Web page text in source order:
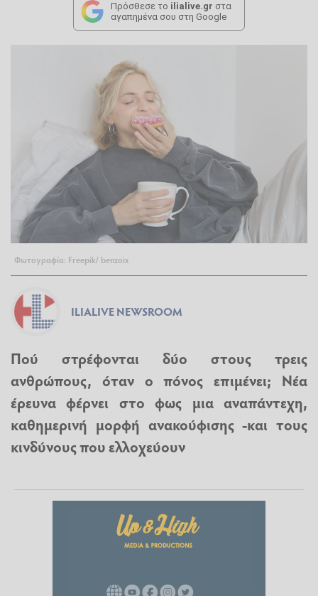
Πρόσθεσε το ilialive.gr στα
αγαπημένα σου στη Google
Φωτογραφία: Freepik/ benzoix
ILIALIVE NEWSROOM
Πού στρέφονται δύο στους τρεις
ανθρώπους, όταν ο πόνος επιμένει; Νέα
έρευνα φέρνει στο φως μια αναπάντεχη,
καθημερινή μορφή ανακούφισης -και τους
κινδύνους που ελλοχεύουν